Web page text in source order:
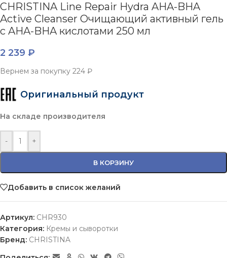
CHRISTINA Line Repair Hydra AHA-BHA
Active Cleanser Очищающий активный гель
с AHA-BHA кислотами 250 мл
2 239 ₽
Вернем за покупку 224 ₽
Оригинальный продукт
На складе производителя
- +
В КОРЗИНУ
Добавить в список желаний
Артикул: CHR930
Категория: Кремы и сыворотки
Бренд: CHRISTINA